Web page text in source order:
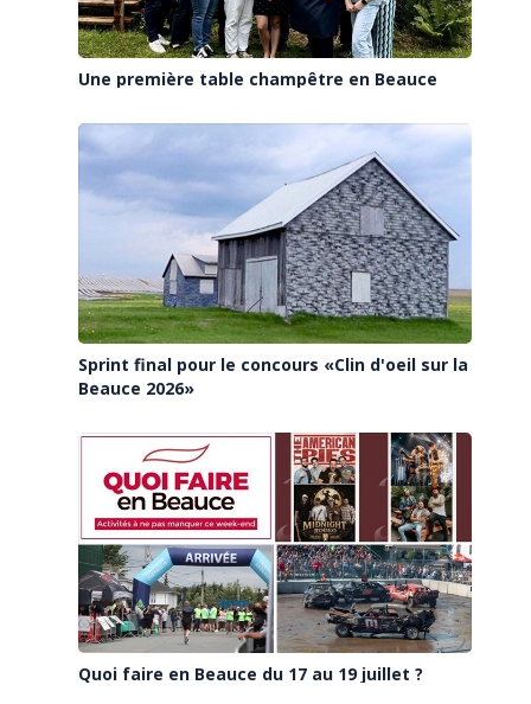
Une première table champêtre en Beauce
Sprint final pour le concours «Clin d'oeil sur la
Beauce 2026»
Quoi faire en Beauce du 17 au 19 juillet ?